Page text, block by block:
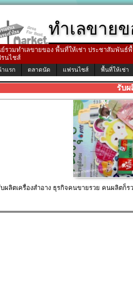
ทำเลขายข
รวมทำเลขายของ พื้นที่ให้เช่า ประชาสัมพันธ์
นไชส์
แรก ตลาดนัด แฟรนไชส์ พื้นที่ให้เช่า
รับผ
ผลิตเครื่องสําอาง ธุรกิจคนขายรวย คนผลิตก็